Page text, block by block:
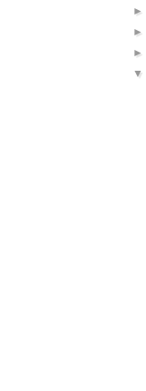
►
►
►
▼